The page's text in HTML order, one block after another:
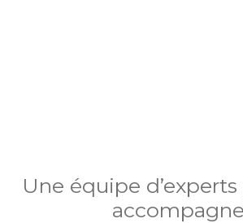
Une équipe